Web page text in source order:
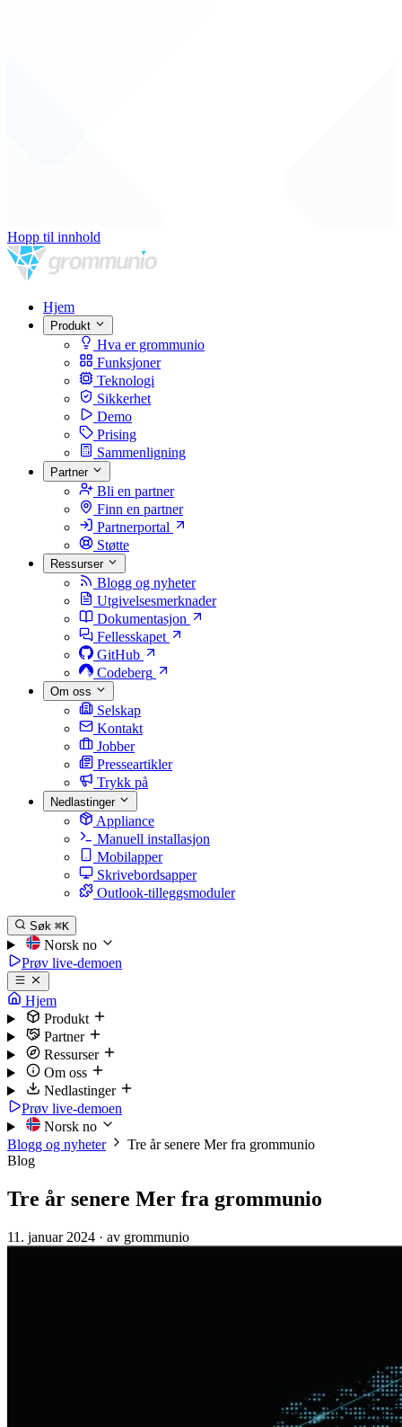
Hopp til innhold
Hjem
Produkt
Hva er grommunio
Funksjoner
Teknologi
Sikkerhet
Demo
Prising
Sammenligning
Partner
Bli en partner
Finn en partner
Partnerportal
Støtte
Ressurser
Blogg og nyheter
Utgivelsesmerknader
Dokumentasjon
Fellesskapet
GitHub
Codeberg
Om oss
Selskap
Kontakt
Jobber
Presseartikler
Trykk på
Nedlastinger
Appliance
Manuell installasjon
Mobilapper
Skrivebordsapper
Outlook-tilleggsmoduler
Søk ⌘K
Norsk no
Prøv live-demoen
Hjem
Produkt
Partner
Ressurser
Om oss
Nedlastinger
Prøv live-demoen
Norsk no
Blogg og nyheter
Tre år senere Mer fra grommunio
Blog
Tre år senere Mer fra grommunio
11. januar 2024 · av grommunio